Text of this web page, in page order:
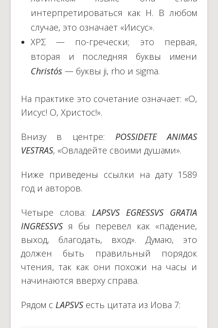
интерпретироваться как H. В любом
случае, это означает «Иисус».
ΧPΣ — по-гречески; это первая,
вторая и последняя буквы имени
Christós— буквы ji, rho и sigma.
На практике это сочетание означает: «О,
Иисус! О, Христос!».
Внизу в центре: POSSIDETE ANIMAS
VESTRAS, «Овладейте своими душами».
Ниже приведены ссылки на дату 1589
год и авторов.
Четыре слова: LAPSVS EGRESSVS GRATIA
INGRESSVSя бы перевел как «падение,
выход, благодать, вход». Думаю, это
должен быть правильный порядок
чтения, так как они похожи на часы и
начинаются вверху справа.
Рядом с LAPSVSесть цитата из Иова 7: